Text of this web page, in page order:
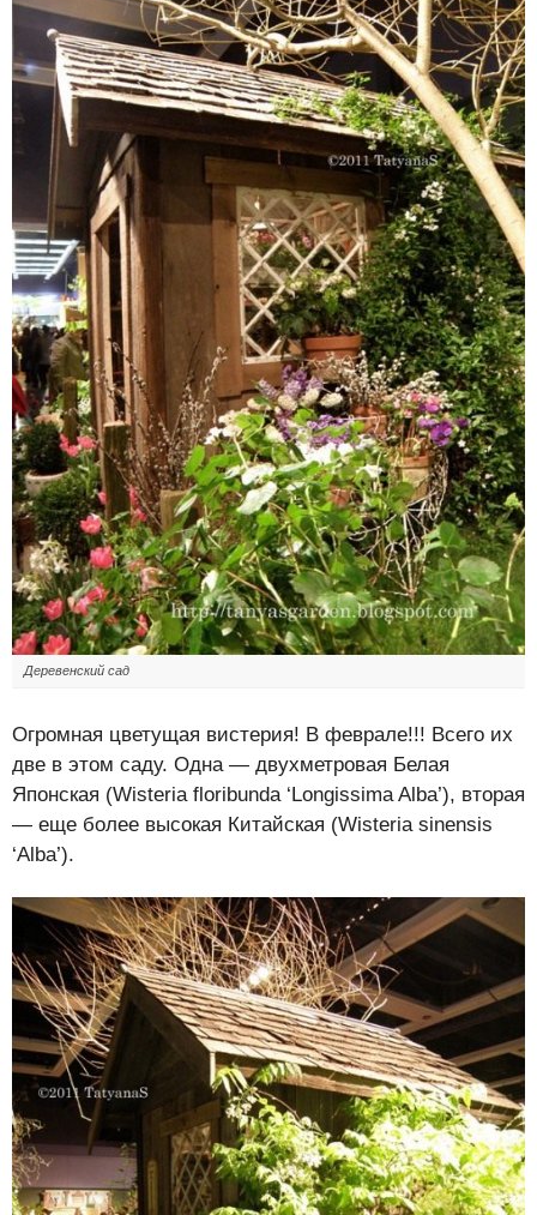
Деревенский сад
Огромная цветущая вистерия! В феврале!!! Всего их
две в этом саду. Одна — двухметровая Белая
Японская (Wisteria floribunda ‘Longissima Alba’), вторая
— еще более высокая Китайская (Wisteria sinensis
‘Alba’).